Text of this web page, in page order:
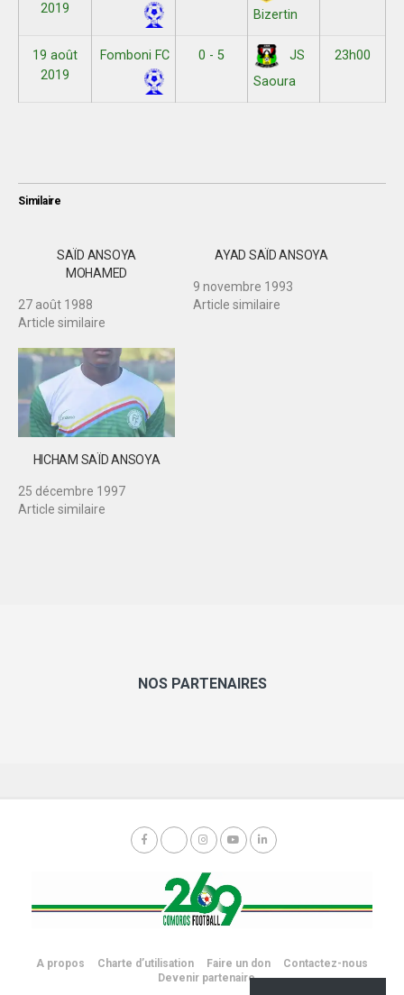
2019
Bizertin
19 août
2019
Fomboni FC 0 - 5
JS
Saoura
23h00
Similaire
SAÏD ANSOYA
MOHAMED
27 août 1988
Article similaire
AYAD SAÏD ANSOYA
9 novembre 1993
Article similaire
HICHAM SAÏD ANSOYA
25 décembre 1997
Article similaire
NOS PARTENAIRES
A propos Charte d’utilisation Faire un don
Contactez-nous
Devenir partenaire